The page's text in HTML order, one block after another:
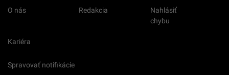
O nás Redakcia
Nahlásiť
chybu
Kariéra
Spravovať notifikácie